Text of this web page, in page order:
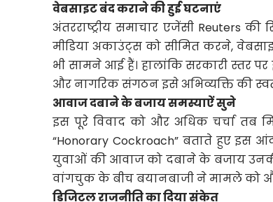
वेबसाइट बंद कराने की हुई घटनाएं
अंतरराष्ट्रीय समाचार एजेंसी Reuters
मीडिया अकाउंट्स को सीमित करने,
भी सामने आई हैं। हालांकि सरकारी स्तर
और नागरिक संगठन इसे अभिव्यक्ति की
आवाज दबाने के बजाय समस्याऐं सुने
इस पूरे विवाद को और अधिक चर्चा तब
“Honorary Cockroach” बताते हुए इस
युवाओं की आवाज को दबाने के बजाय
वांगचुक के बीच बयानबाजी ने मामले को
डिजिटल राजनीति का दिया संकेत